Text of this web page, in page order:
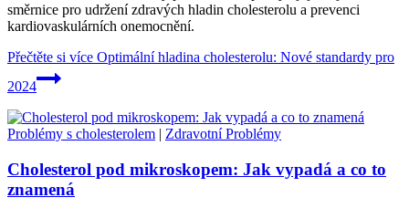
směrnice pro udržení zdravých hladin cholesterolu a prevenci
kardiovaskulárních onemocnění.
Přečtěte si více Optimální hladina cholesterolu: Nové standardy pro
2024
Problémy s cholesterolem | Zdravotní Problémy
Cholesterol pod mikroskopem: Jak vypadá a co to
znamená